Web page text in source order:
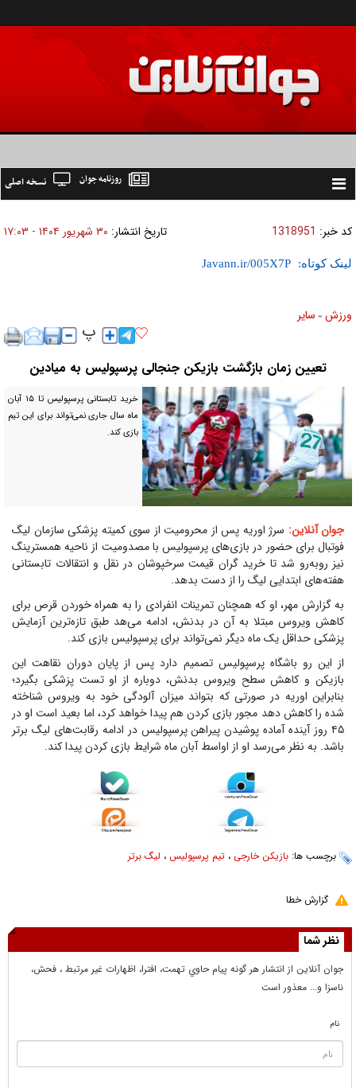
Toggle
نسخه اصلی روزنامه جوان
کد خبر: 1318951 تاریخ انتشار: ۳۰ شهريور ۱۴۰۴ - ۱۷:۰۳
لینک کوتاه:
ورزش » ساير
تعیین زمان بازگشت بازیکن جنجالی پرسپولیس به میادین
خرید تابستانی پرسپولیس تا ۱۵ آبان
ماه سال جاری نمی‌تواند برای این تیم
بازی کند.
جوان آنلاین: سرژ اوریه پس از محرومیت از سوی کمیته پزشکی سازمان لیگ
فوتبال برای حضور در بازی‌های پرسپولیس با مصدومیت از ناحیه همسترینگ
نیز رو‌به‌رو شد تا خرید گران قیمت سرخپوشان در نقل و انتقالات تابستانی
هفته‌های ابتدایی لیگ را از دست بدهد.
به گزارش مهر، او که همچنان تمرینات انفرادی را به همراه خوردن قرص برای
کاهش ویروس مبتلا به آن در بدنش، ادامه می‌هد طبق تازه‌ترین آزمایش
پزشکی حداقل یک ماه دیگر نمی‌تواند برای پرسپولیس بازی کند.
از این رو باشگاه پرسپولیس تصمیم دارد پس از پایان دوران نقاهت این
بازیکن و کاهش سطح ویروس بدنش، دوباره از او تست پزشکی بگیرد؛
بنابراین اوریه در صورتی که بتواند میزان آلودگی خود به ویروس شناخته
شده را کاهش دهد مجور بازی کردن هم پیدا خواهد کرد، اما بعید است او در
۴۵ روز آینده آماده پوشیدن پیراهن پرسپولیس در ادامه رقابت‌های لیگ برتر
باشد. به نظر می‌رسد او از اواسط آبان ماه شرایط بازی کردن پیدا کند.
برچسب ها: بازیکن خارجی ، تیم پرسپولیس ، لیگ برتر
گزارش خطا
نظر شما
جوان آنلاين از انتشار هر گونه پيام حاوي تهمت، افترا، اظهارات غير مرتبط ، فحش،
ناسزا و... معذور است
نام